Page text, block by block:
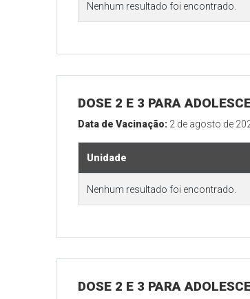
Nenhum resultado foi encontrado.
DOSE 2 E 3 PARA
Data de Vacinação: 2 de agosto de
Unidade
Nenhum resultado foi encontrado.
DOSE 2 E 3 PARA